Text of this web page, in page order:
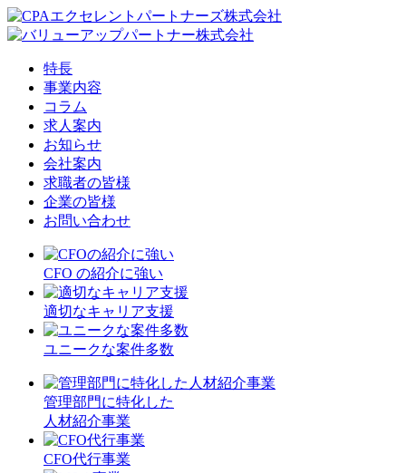
特長
事業内容
コラム
求人案内
お知らせ
会社案内
求職者の皆様
企業の皆様
お問い合わせ
CFO の紹介に強い
適切なキャリア支援
ユニークな案件多数
管理部門に特化した
人材紹介事業
CFO代行事業